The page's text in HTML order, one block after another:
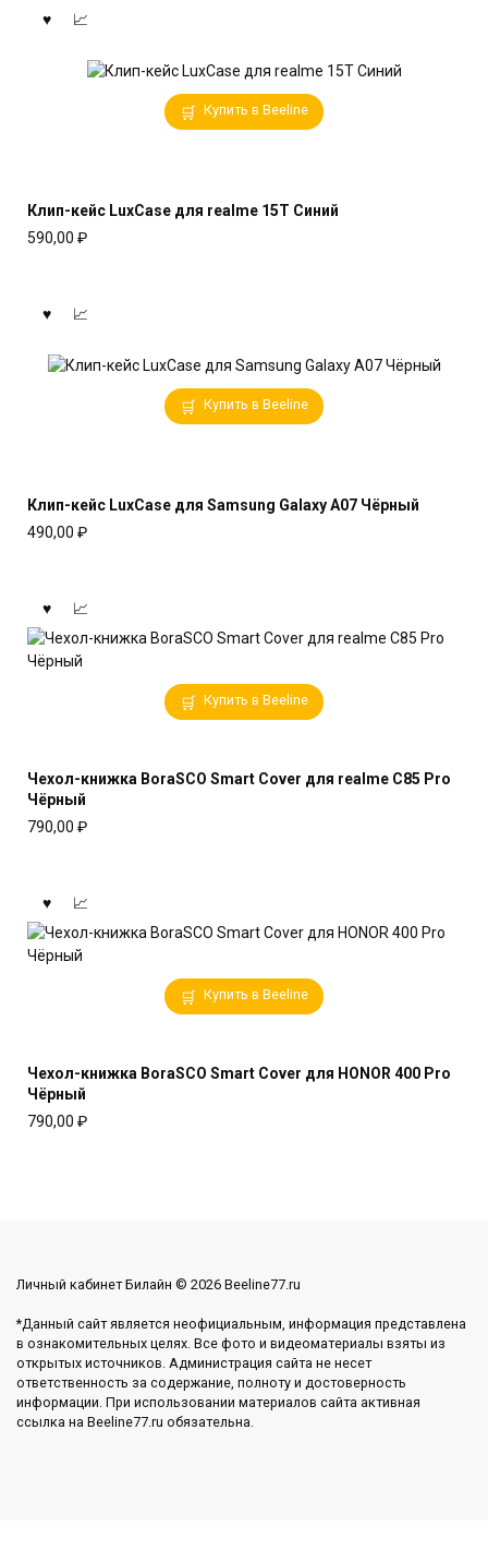
Купить в Beeline
Клип-кейс LuxCase для realme 15T Синий
590,00 ₽
Купить в Beeline
Клип-кейс LuxCase для Samsung Galaxy A07 Чёрный
490,00 ₽
Купить в Beeline
Чехол-книжка BoraSCO Smart Cover для realme C85 Pro
Чёрный
790,00 ₽
Купить в Beeline
Чехол-книжка BoraSCO Smart Cover для HONOR 400 Pro
Чёрный
790,00 ₽
Личный кабинет Билайн © 2026 Beeline77.ru
*Данный сайт является неофициальным, информация представлена
в ознакомительных целях. Все фото и видеоматериалы взяты из
открытых источников. Администрация сайта не несет
ответственность за содержание, полноту и достоверность
информации. При использовании материалов сайта активная
ссылка на Beeline77.ru обязательна.